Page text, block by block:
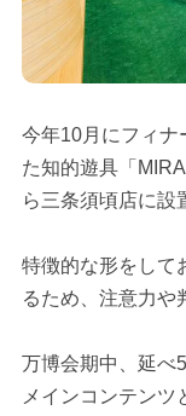
今年10月にフィナ
た知的遊具「
ら三条須頃店に設
特徴的な形をして
るため、注意力や
万博会期中、延べ
メインコンテンツ